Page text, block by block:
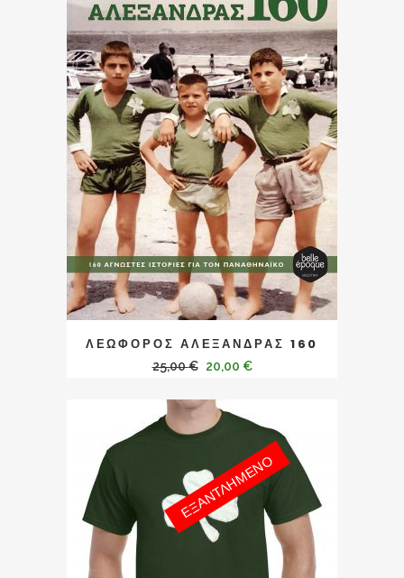
ΛΕΩΦΌΡΟΣ ΑΛΕΞΆΝΔΡΑΣ 160
25,00€ 20,00 €
ΕΞΑΝΤΛΗΜΕΝΟ